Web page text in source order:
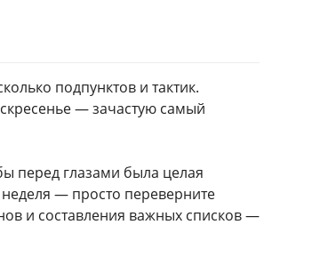
подпунктов и тактик.
— зачастую самый
перед глазами была целая
— просто переверните
и составления важных списков —